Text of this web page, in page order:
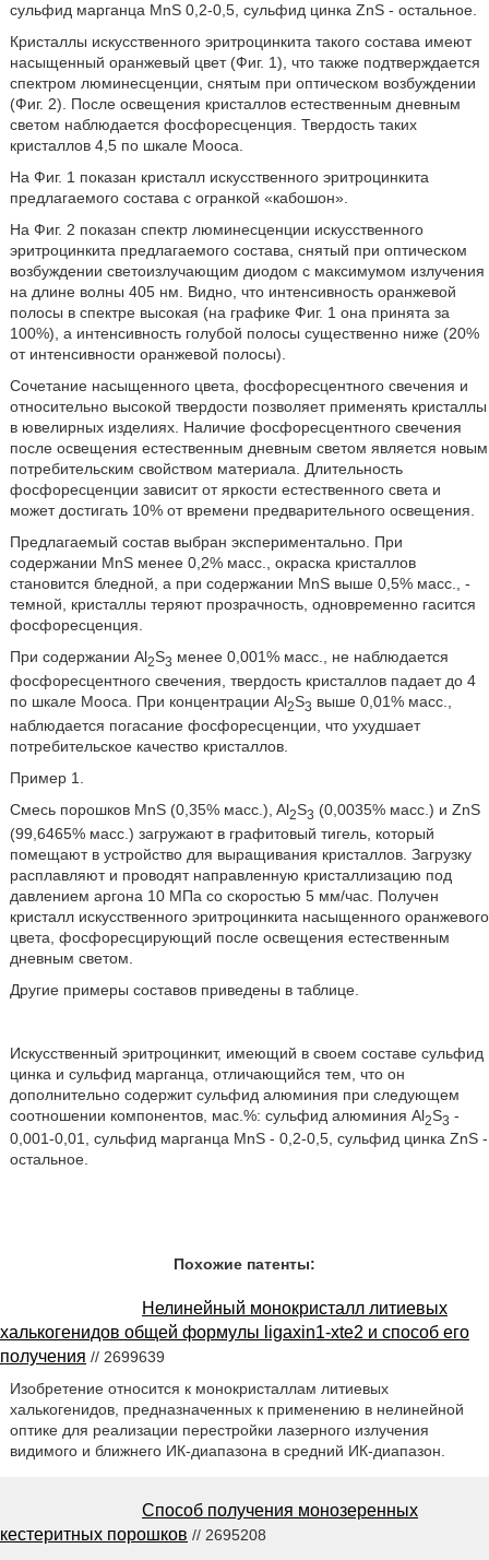
сульфид марганца MnS 0,2-0,5, сульфид цинка ZnS - остальное.
Кристаллы искусственного эритроцинкита такого состава имеют
насыщенный оранжевый цвет (Фиг. 1), что также подтверждается
спектром люминесценции, снятым при оптическом возбуждении
(Фиг. 2). После освещения кристаллов естественным дневным
светом наблюдается фосфоресценция. Твердость таких
кристаллов 4,5 по шкале Мооса.
На Фиг. 1 показан кристалл искусственного эритроцинкита
предлагаемого состава с огранкой «кабошон».
На Фиг. 2 показан спектр люминесценции искусственного
эритроцинкита предлагаемого состава, снятый при оптическом
возбуждении светоизлучающим диодом с максимумом излучения
на длине волны 405 нм. Видно, что интенсивность оранжевой
полосы в спектре высокая (на графике Фиг. 1 она принята за
100%), а интенсивность голубой полосы существенно ниже (20%
от интенсивности оранжевой полосы).
Сочетание насыщенного цвета, фосфоресцентного свечения и
относительно высокой твердости позволяет применять кристаллы
в ювелирных изделиях. Наличие фосфоресцентного свечения
после освещения естественным дневным светом является новым
потребительским свойством материала. Длительность
фосфоресценции зависит от яркости естественного света и
может достигать 10% от времени предварительного освещения.
Предлагаемый состав выбран экспериментально. При
содержании MnS менее 0,2% масс., окраска кристаллов
становится бледной, а при содержании MnS выше 0,5% масс., -
темной, кристаллы теряют прозрачность, одновременно гасится
фосфоресценция.
При содержании Al2S3 менее 0,001% масс., не наблюдается
фосфоресцентного свечения, твердость кристаллов падает до 4
по шкале Мооса. При концентрации Al2S3 выше 0,01% масс.,
наблюдается погасание фосфоресценции, что ухудшает
потребительское качество кристаллов.
Пример 1.
Смесь порошков MnS (0,35% масс.), Al2S3 (0,0035% масс.) и ZnS
(99,6465% масс.) загружают в графитовый тигель, который
помещают в устройство для выращивания кристаллов. Загрузку
расплавляют и проводят направленную кристаллизацию под
давлением аргона 10 МПа со скоростью 5 мм/час. Получен
кристалл искусственного эритроцинкита насыщенного оранжевого
цвета, фосфоресцирующий после освещения естественным
дневным светом.
Другие примеры составов приведены в таблице.
Искусственный эритроцинкит, имеющий в своем составе сульфид
цинка и сульфид марганца, отличающийся тем, что он
дополнительно содержит сульфид алюминия при следующем
соотношении компонентов, мас.%: сульфид алюминия Al2S3 -
0,001-0,01, сульфид марганца MnS - 0,2-0,5, сульфид цинка ZnS -
остальное.
Похожие патенты:
Нелинейный монокристалл литиевых
халькогенидов общей формулы ligaxin1-xte2 и способ его
получения // 2699639
Изобретение относится к монокристаллам литиевых
халькогенидов, предназначенных к применению в нелинейной
оптике для реализации перестройки лазерного излучения
видимого и ближнего ИК-диапазона в средний ИК-диапазон.
Способ получения монозеренных
кестеритных порошков // 2695208